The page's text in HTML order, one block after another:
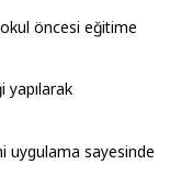
okul öncesi eğitime
yapılarak
uygulama sayesinde